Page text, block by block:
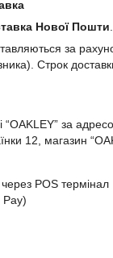
Нової Пошти
за
Строк
“OAKLEY” за
12, магазин
POS
Pay)